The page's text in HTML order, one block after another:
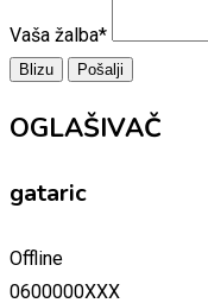
Vaša žalba*
Blizu Pošalji
OGLAŠIVAČ
gataric
Offline
0600000XXX